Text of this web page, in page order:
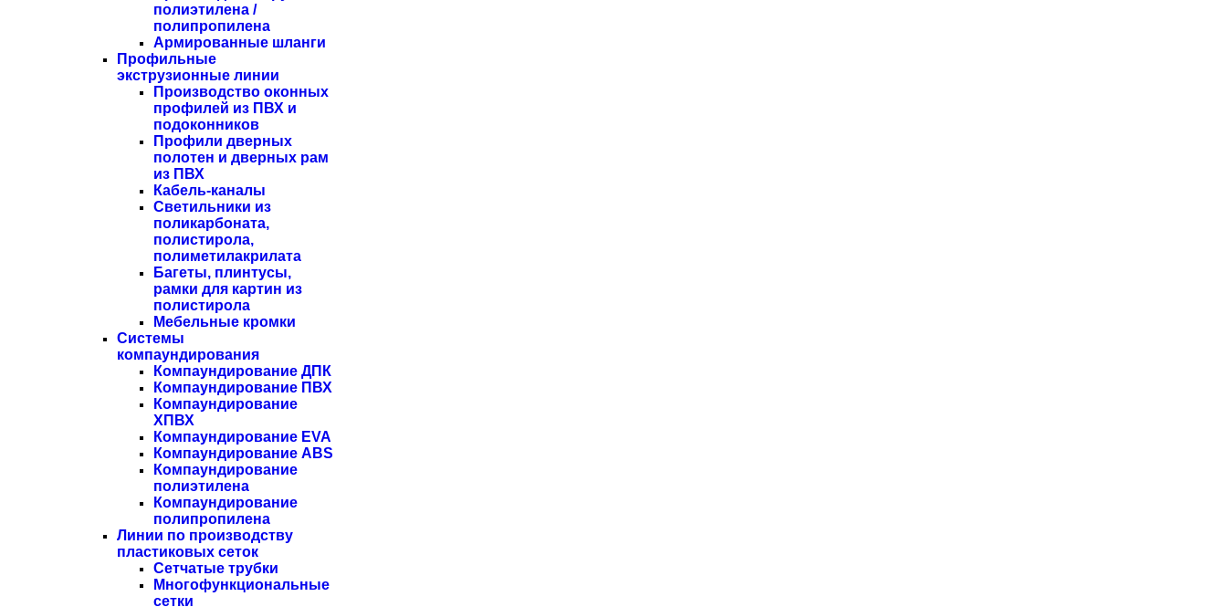
полиэтилена /
полипропилена
Армированные шланги
Профильные
экструзионные линии
Производство оконных
профилей из ПВХ и
подоконников
Профили дверных
полотен и дверных рам
из ПВХ
Кабель-каналы
Светильники из
поликарбоната,
полистирола,
полиметилакрилата
Багеты, плинтусы,
рамки для картин из
полистирола
Мебельные кромки
Системы
компаундирования
Компаундирование ДПК
Компаундирование ПВХ
Компаундирование
ХПВХ
Компаундирование EVA
Компаундирование ABS
Компаундирование
полиэтилена
Компаундирование
полипропилена
Линии по производству
пластиковых сеток
Сетчатые трубки
Многофункциональные
сетки